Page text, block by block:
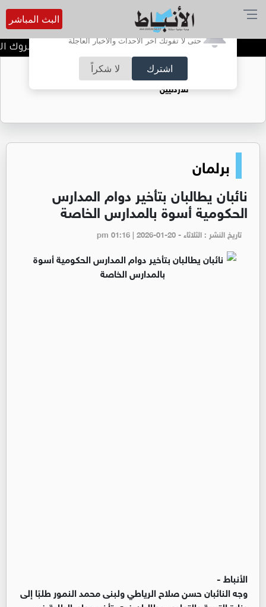
أترغب في تفعيل الإشعارات؟
حتى لا تفوتك آخر الأحداث والأخبار العاجلة
اشترك لا شكراً
البث المباشر
محمد أحمد عبابنه الف مبروك
حقل الريشة حين يتحول الغاز إلى فرص عمل
للأردنيين
برلمان
نائبان يطالبان بتأخير دوام المدارس
الحكومية أسوة بالمدارس الخاصة
تاريخ النشر : الثلاثاء - pm 01:16 | 2026-01-20
الأنباط -
وجه النائبان حسن صلاح الرياطي ولبنى محمد النمور طلبًا إلى